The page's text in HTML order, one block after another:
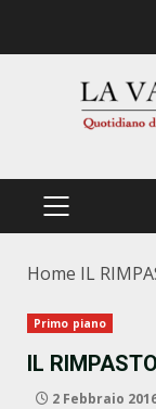
PRIMÄRES
Home IL
Primo piano
IL RIMPASTO
2 Febbraio